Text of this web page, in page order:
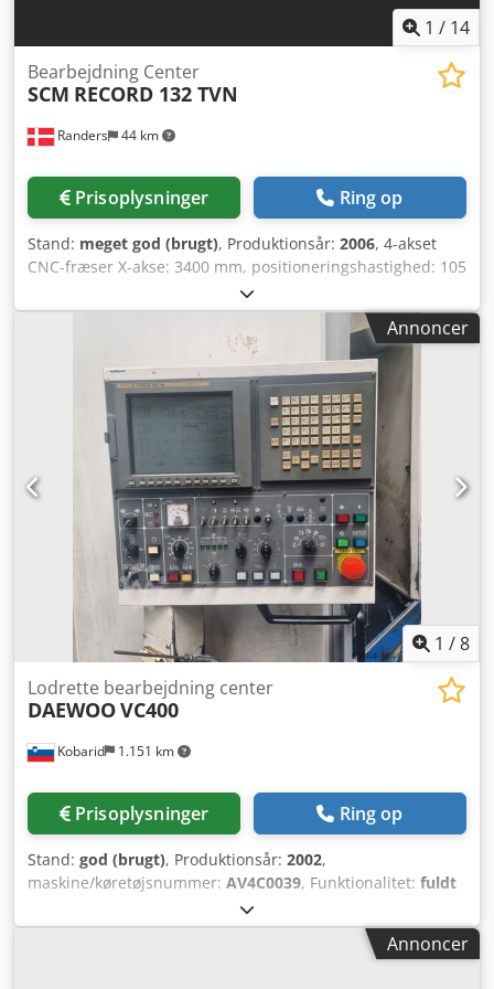
1 / 14
Randers 44 km
Bearbejdning Center
SCM RECORD 132 TVN
Prisoplysninger Ring op
Stand: meget god (brugt), Produktionsår: 2006, 4-akset
CNC-fræser X-akse: 3400 mm, positioneringshastighed: 105
m/min Y-akse: 1720 mm, positioneringshastighed: 80
m/min Z-akse: 400 mm, positioneringshastighed: 25 m/min
C-akse: Se vedhæftede billeder Hovedspindel: POWER 2000
– 10 kW (15 Hp) Spindelhastighed: 900 – 18.000 rpm
Værktøjsholdere: HSK63 Rotationsværktøjsmagasin: 12
pladser Antal vakuumstråler af aluminium: 8 stk. Antal
vakuumsugekopper: 3 x 8 = 24 stk. Styring: NUM 1040 /
Windows XP Pro / XILOG Plus Boring: 12 lodrette (7 højre / 5
venstre), 6 vandrette (X: 2 + 2 / Y: 1 + 1), CC 32 mm
Savspindel, maks. savklinge: 200 mm, 0–360 grader, 2,2 kW
BECKER vakuumpumpe: 250 m³/t, 5,5 kW
Affaldstransportbånd i maskinens bund, udløb: højre side
Djdpsxdhkcofx Accjkr Alle værktøjer på billederne
medfølger Maskinvægt: 4600 kg
Annoncer
1 /8
Kobarid 1.151 km
Lodrette bearbejdning center
DAEWOOVC400
Prisoplysninger Ring op
Stand: god (brugt), Produktionsår: 2002,
maskine/køretøjsnummer: AV4C0039, Funktionalitet: fuldt
, driftstimer:50.000 h
400 V, vandring X-akse:570 mm, vandring på Y-aksen:400
, antal pladser iAnnoncer